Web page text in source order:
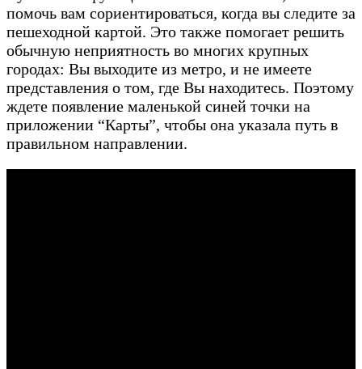
помочь вам сориентироваться, когда вы следите за
пешеходной картой. Это также помогает решить
обычную неприятность во многих крупных
городах: Вы выходите из метро, ​​и не имеете
представления о том, где Вы находитесь. Поэтому
ждете появление маленькой синей точки на
приложении “Карты”, чтобы она указала путь в
правильном направлении.